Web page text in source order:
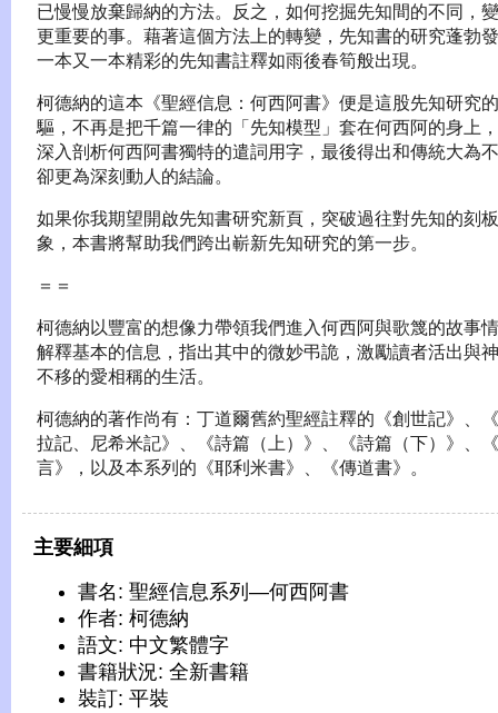
已慢慢放棄歸納的方法。反之，如何挖掘先知間的不同，
更重要的事。藉著這個方法上的轉變，先知書的研究蓬勃
一本又一本精彩的先知書註釋如雨後春筍般出現。
柯德納的這本《聖經信息：何西阿書》便是這股先知研究
驅，不再是把千篇一律的「先知模型」套在何西阿的身上
深入剖析何西阿書獨特的遣詞用字，最後得出和傳統大為
卻更為深刻動人的結論。
如果你我期望開啟先知書研究新頁，突破過往對先知的刻
象，本書將幫助我們跨出嶄新先知研究的第一步。
＝＝
柯德納以豐富的想像力帶領我們進入何西阿與歌篾的故事
解釋基本的信息，指出其中的微妙弔詭，激勵讀者活出與
不移的愛相稱的生活。
柯德納的著作尚有：丁道爾舊約聖經註釋的《創世記》、
拉記、尼希米記》、《詩篇（上）》、《詩篇（下）》、
言》，以及本系列的《耶利米書》、《傳道書》。
主要細項
書名: 聖經信息系列—何西阿書
作者: 柯德納
語文: 中文繁體字
書籍狀況: 全新書籍
裝訂: 平裝